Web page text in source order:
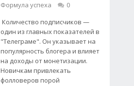
Формула успеха
0
Количество подписчиков —
один из главных показателей в
"Телеграме". Он указывает на
популярность блогера и влияет
на доходы от монетизации.
Новичкам привлекать
фолловеров порой